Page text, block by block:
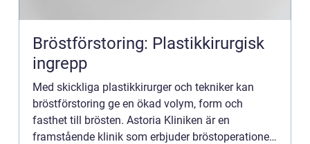
Bröstförstoring: Plastikkirurgisk
ingrepp
Med skickliga plastikkirurger och tekniker kan
bröstförstoring ge en ökad volym, form och
fasthet till brösten. Astoria Kliniken är en
framstående klinik som erbjuder bröstoperationer